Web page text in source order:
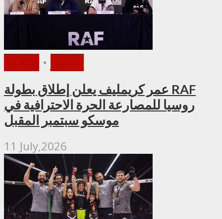
•
عمر كريمليف يعلن إطلاق بطولة RAF
روسيا للمصارعة الحرة الاحترافية في
موسكو سبتمبر المقبل
11 July,2026